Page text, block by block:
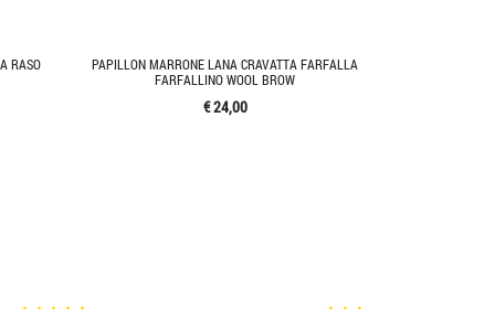
RASO
PAPILLON MARRONE LANA CRAVATTA FARFALLA
FARFALLINO WOOL BROW
€ 24,00